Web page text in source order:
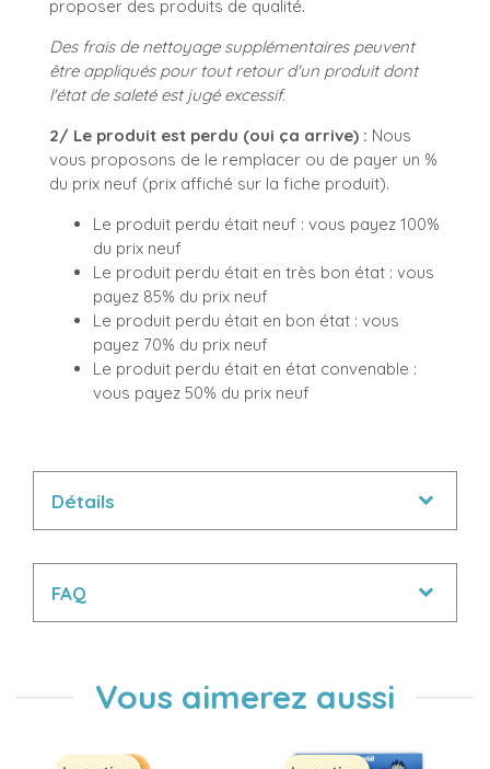
proposer des produits de qualité.
Des frais de nettoyage supplémentaires peuvent
être appliqués pour tout retour d'un produit dont
l'état de saleté est jugé excessif.
2/ Le produit est perdu (oui ça arrive) : Nous
vous proposons de le remplacer ou de payer un %
du prix neuf (prix affiché sur la fiche produit).
Le produit perdu était neuf : vous payez 100%
du prix neuf
Le produit perdu était en très bon état : vous
payez 85% du prix neuf
Le produit perdu était en bon état : vous
payez 70% du prix neuf
Le produit perdu était en état convenable :
vous payez 50% du prix neuf
Détails
FAQ
Vous aimerez aussi